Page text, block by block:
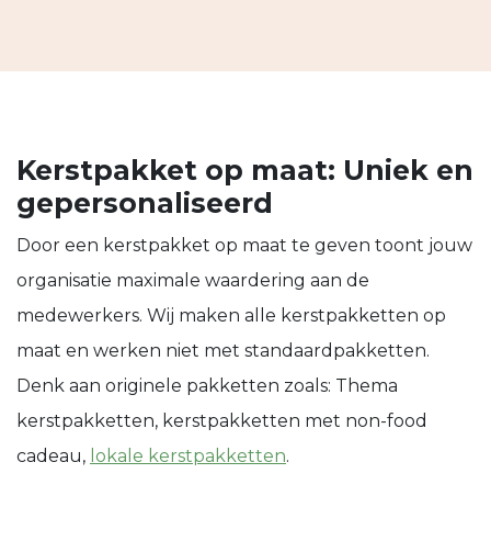
Kerstpakket op maat: Uniek en
gepersonaliseerd
Door een kerstpakket op maat te geven toont jouw
organisatie maximale waardering aan de
medewerkers. Wij maken alle kerstpakketten op
maat en werken niet met standaardpakketten.
Denk aan originele pakketten zoals: Thema
kerstpakketten, kerstpakketten met non-food
cadeau, lokale kerstpakketten.